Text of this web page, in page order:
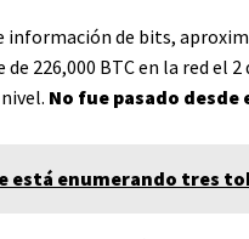
información de bits,
226,000 BTC en la red el
No fue pasado desde
está enumerando tres